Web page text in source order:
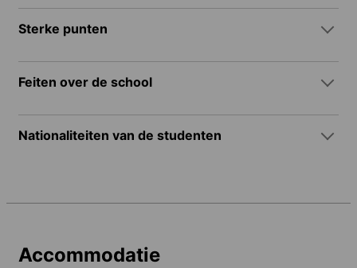
Sterke punten
Feiten over de school
Nationaliteiten van de studenten
Accommodatie